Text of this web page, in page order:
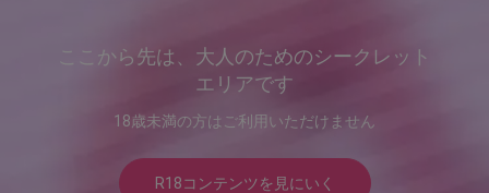
ここから先は、大人のためのシークレット
エリアです
18歳未満の方はご利用いただけません
R18コンテンツを見にいく